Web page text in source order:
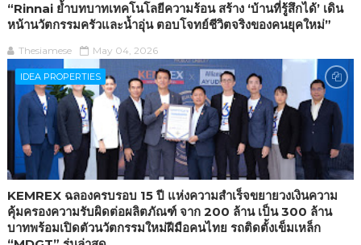
“Rinnai ย้ำบทบาทเทคโนโลยีความร้อน สร้าง ‘บ้านที่รู้สึกได้’ เดิน
หน้านวัตกรรมครัวและน้ำอุ่น ตอบโจทย์ชีวิตจริงของคนยุคใหม่”
Thesiamese May 04, 2026
IDEA PROPERTIES
KEMREX ฉลองครบรอบ 15 ปี แห่งความสำเร็จขยายวงเงินความ
คุ้มครองความรับผิดต่อผลิตภัณฑ์ จาก 200 ล้าน เป็น 300 ล้าน
บาทพร้อมเปิดตัวนวัตกรรมใหม่ฝีมือคนไทย รถติดตั้งเข็มเหล็ก